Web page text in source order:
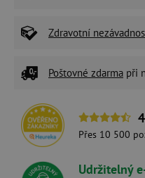
Zdravotní
Poštovné zdarma při
Přes 10 500
Udržitelný